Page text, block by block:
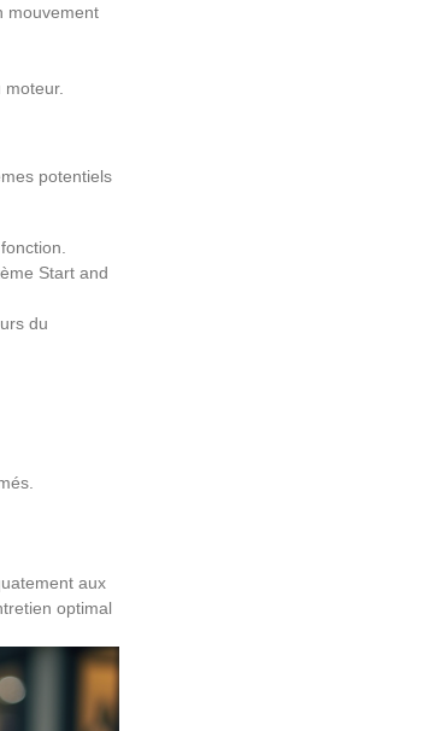
mouvement
potentiels
Start and
du
aux
optimal